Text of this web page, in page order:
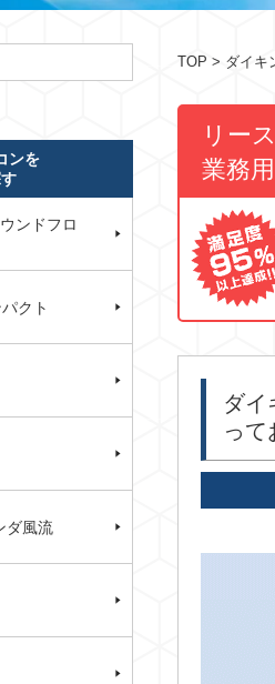
TOP > ダイキ
リー
業務
ダイ
って
ンを
ンドフロ
クト
ダ風流